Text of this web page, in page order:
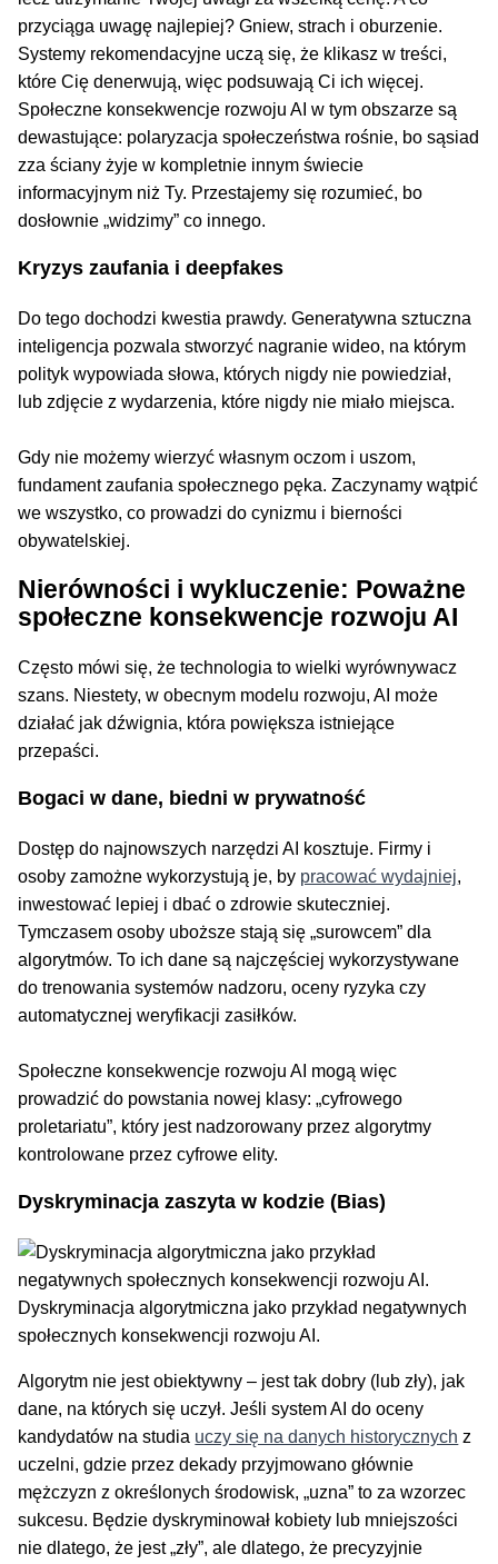
przyciąga uwagę najlepiej? Gniew, strach i oburzenie.
Systemy rekomendacyjne uczą się, że klikasz w treści,
które Cię denerwują, więc podsuwają Ci ich więcej.
Społeczne konsekwencje rozwoju AI w tym obszarze są
dewastujące: polaryzacja społeczeństwa rośnie, bo sąsiad
zza ściany żyje w kompletnie innym świecie
informacyjnym niż Ty. Przestajemy się rozumieć, bo
dosłownie „widzimy” co innego.
Kryzys zaufania i deepfakes
Do tego dochodzi kwestia prawdy. Generatywna sztuczna
inteligencja pozwala stworzyć nagranie wideo, na którym
polityk wypowiada słowa, których nigdy nie powiedział,
lub zdjęcie z wydarzenia, które nigdy nie miało miejsca.
Gdy nie możemy wierzyć własnym oczom i uszom,
fundament zaufania społecznego pęka. Zaczynamy wątpić
we wszystko, co prowadzi do cynizmu i bierności
obywatelskiej.
Nierówności i wykluczenie: Poważne
społeczne konsekwencje rozwoju AI
Często mówi się, że technologia to wielki wyrównywacz
szans. Niestety, w obecnym modelu rozwoju, AI może
działać jak dźwignia, która powiększa istniejące
przepaści.
Bogaci w dane, biedni w prywatność
Dostęp do najnowszych narzędzi AI kosztuje. Firmy i
osoby zamożne wykorzystują je, by pracować wydajniej,
inwestować lepiej i dbać o zdrowie skuteczniej.
Tymczasem osoby uboższe stają się „surowcem” dla
algorytmów. To ich dane są najczęściej wykorzystywane
do trenowania systemów nadzoru, oceny ryzyka czy
automatycznej weryfikacji zasiłków.
Społeczne konsekwencje rozwoju AI mogą więc
prowadzić do powstania nowej klasy: „cyfrowego
proletariatu”, który jest nadzorowany przez algorytmy
kontrolowane przez cyfrowe elity.
Dyskryminacja zaszyta w kodzie (Bias)
Dyskryminacja algorytmiczna jako przykład negatywnych
społecznych konsekwencji rozwoju AI.
Algorytm nie jest obiektywny – jest tak dobry (lub zły), jak
dane, na których się uczył. Jeśli system AI do oceny
kandydatów na studia uczy się na danych historycznych z
uczelni, gdzie przez dekady przyjmowano głównie
mężczyzn z określonych środowisk, „uzna” to za wzorzec
sukcesu. Będzie dyskryminował kobiety lub mniejszości
nie dlatego, że jest „zły”, ale dlatego, że precyzyjnie